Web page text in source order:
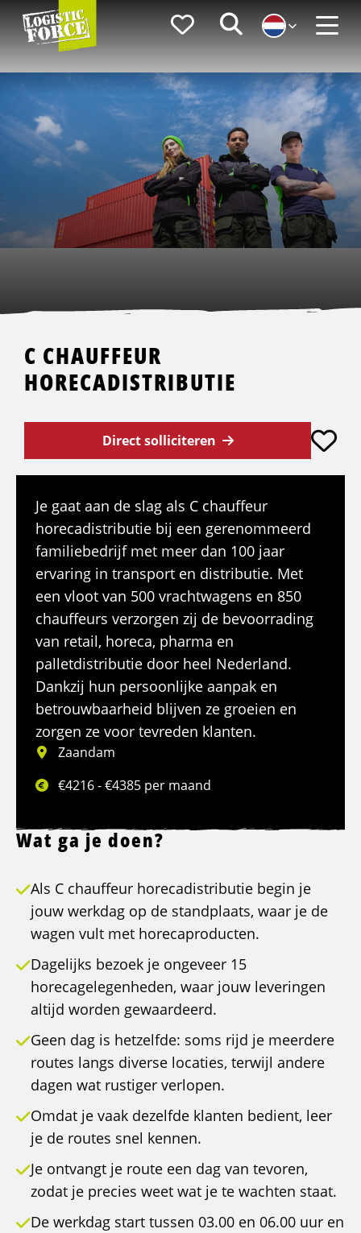
Logistic
Force
FavorietenZoeken
C CHAUFFEUR
HORECADISTRIBUTIE
Direct solliciteren
Je gaat aan de slag als C chauffeur
horecadistributie bij een gerenommeerd
familiebedrijf met meer dan 100 jaar
ervaring in transport en distributie. Met
een vloot van 500 vrachtwagens en 850
chauffeurs verzorgen zij de bevoorrading
van retail, horeca, pharma en
palletdistributie door heel Nederland.
Dankzij hun persoonlijke aanpak en
betrouwbaarheid blijven ze groeien en
zorgen ze voor tevreden klanten.
Zaandam
€4216 - €4385 per maand
Wat ga je doen?
Als C chauffeur horecadistributie begin je
jouw werkdag op de standplaats, waar je de
wagen vult met horecaproducten.
Dagelijks bezoek je ongeveer 15
horecagelegenheden, waar jouw leveringen
altijd worden gewaardeerd.
Geen dag is hetzelfde: soms rijd je meerdere
routes langs diverse locaties, terwijl andere
dagen wat rustiger verlopen.
Omdat je vaak dezelfde klanten bedient, leer
je de routes snel kennen.
Je ontvangt je route een dag van tevoren,
zodat je precies weet wat je te wachten staat.
De werkdag start tussen 03.00 en 06.00 uur en